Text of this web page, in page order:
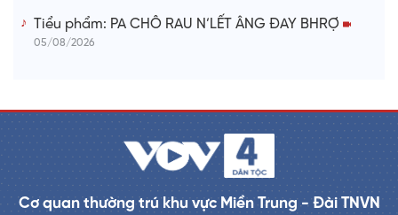
Tiểu phẩm: PA CHÔ RAU N’LẾT ÂNG ĐAY BHRỢ
05/08/2026
Cơ quan thường trú khu vực Miền Trung - Đài TNVN